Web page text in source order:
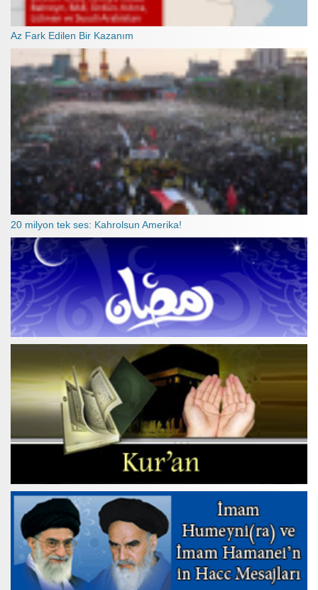
Az Fark Edilen Bir Kazanım
20 milyon tek ses: Kahrolsun Amerika!